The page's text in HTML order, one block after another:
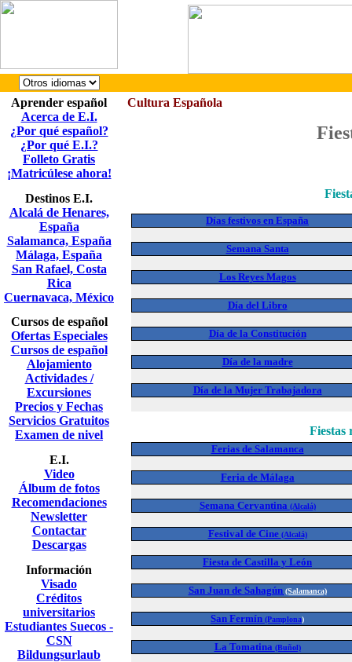
Aprender español
Acerca de E.I.
¿Por qué español?
¿Por qué E.I.?
Folleto Gratis
¡Matricúlese ahora!
Destinos E.I.
Alcalá de Henares,
España
Salamanca, España
Málaga, España
San Rafael, Costa
Rica
Cuernavaca, México
Cursos de español
Ofertas Especiales
Cursos de español
Alojamiento
Actividades /
Excursiones
Precios y Fechas
Servicios Gratuitos
Examen de nivel
E.I.
Video
Álbum de fotos
Recomendaciones
Newsletter
Contactar
Descargas
Información
Visado
Créditos
universitarios
Estudiantes Suecos -
CSN
Bildungsurlaub
Cultura Española
Días festivos en España
Semana Santa
Los Reyes Magos
Día del Libro
Día de la Constitución
Día de la madre
Día de la Mujer Trabajadora
Fiestas
Ferias de Salamanca
Feria de Málaga
Semana Cervantina (Alcalá)
Festival de Cine (Alcalá)
Fiesta de Castilla y León
San Juan de Sahagún (Salamanca)
San Fermín (Pamplona)
La Tomatina (Buñol)